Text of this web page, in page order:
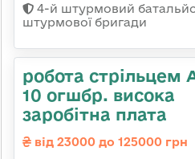
4-й штурмовий
штурмової бригади
робота стрільцем
10 огшбр. висока
заробітна плата
від 23000 до 125000 грн